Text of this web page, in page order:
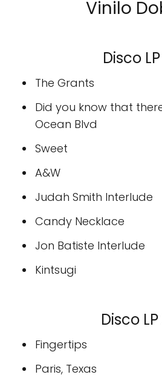
Vinilo
Disco LP
The Grants
Did you know that
Ocean Blvd
Sweet
A&W
Judah Smith Interlude
Candy Necklace
Jon Batiste Interlude
Kintsugi
Disco LP
Fingertips
Paris, Texas